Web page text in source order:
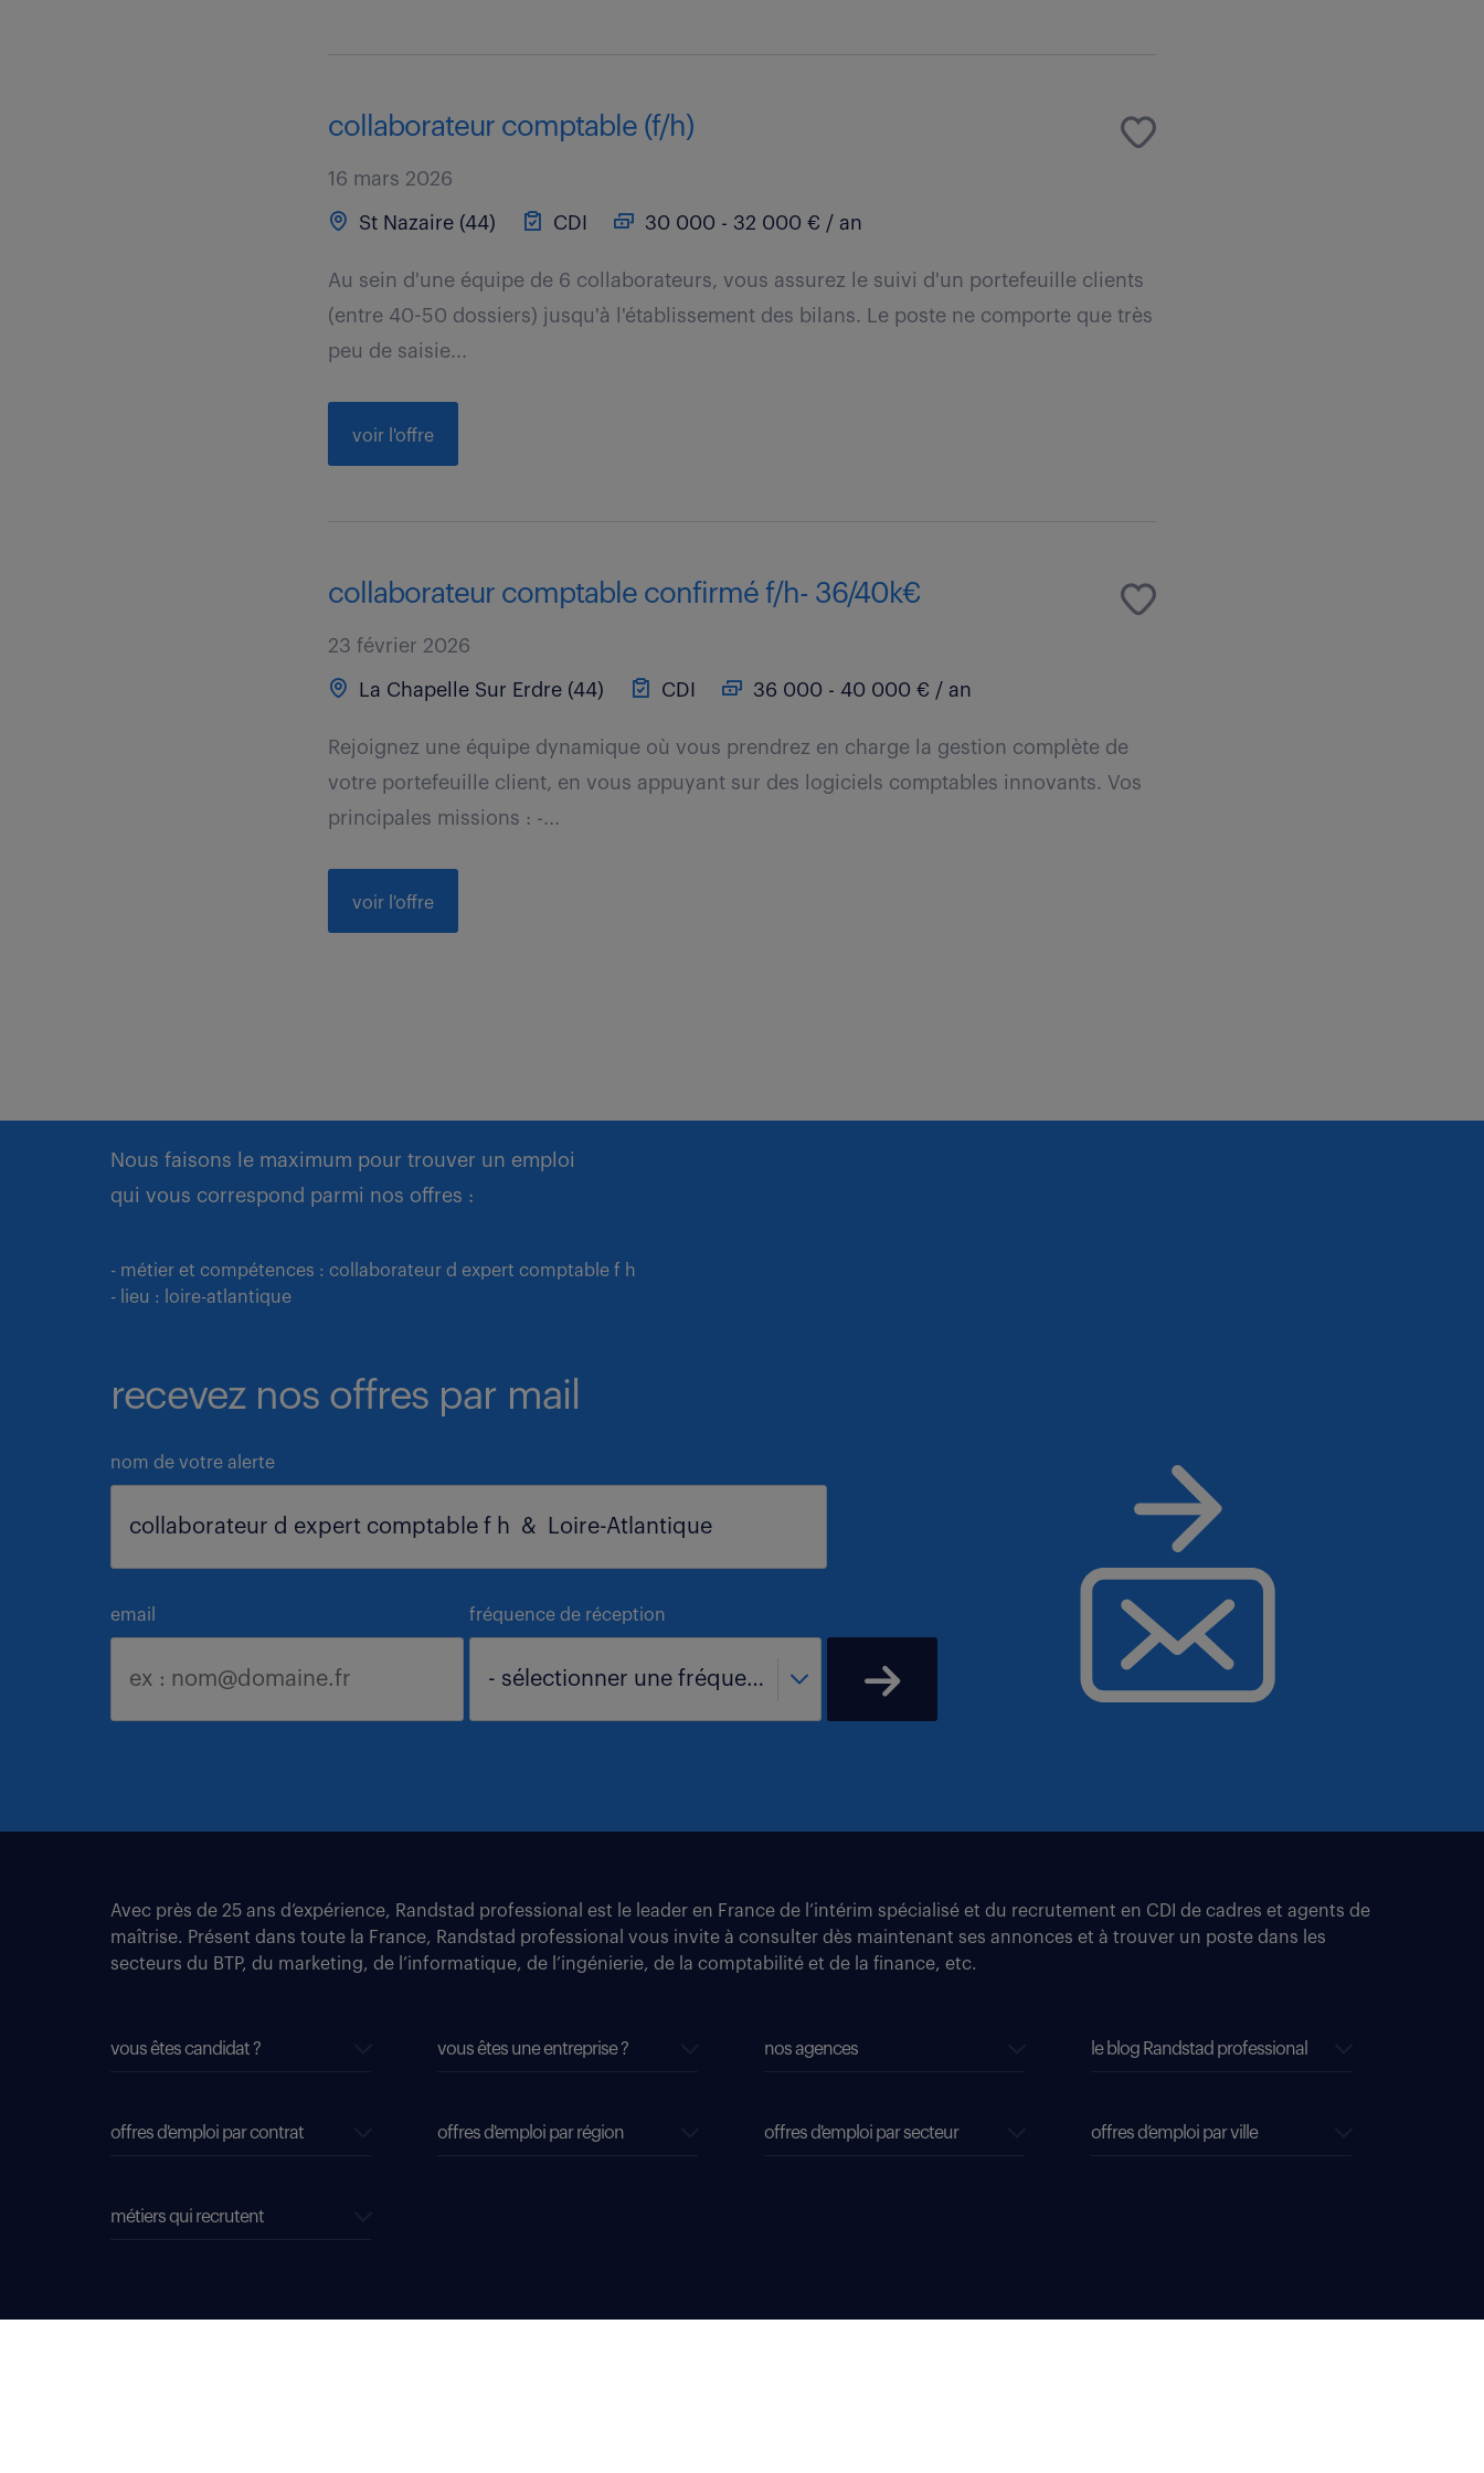
collaborateur comptable (f/h)
16 mars 2026
St Nazaire (44) CDI 30 000 - 32 000 € / an
Au sein d'une équipe de 6 collaborateurs, vous assurez le suivi d'un portefeuille clients
(entre 40-50 dossiers) jusqu'à l'établissement des bilans. Le poste ne comporte que très
peu de saisie...
voir l'offre
collaborateur comptable confirmé f/h- 36/40k€
23 février 2026
La Chapelle Sur Erdre (44) CDI 36 000 - 40 000 € / an
Rejoignez une équipe dynamique où vous prendrez en charge la gestion complète de
votre portefeuille client, en vous appuyant sur des logiciels comptables innovants. Vos
principales missions : -...
voir l'offre
Nous faisons le maximum pour trouver un emploi
qui vous correspond parmi nos offres :
- métier et compétences : collaborateur d expert comptable f h
- lieu : loire-atlantique
recevez nos offres par mail
nom de votre alerte
email fréquence de réception
- sélectionner une fréquence -
Avec près de 25 ans d’expérience, Randstad professional est le leader en France de l’intérim spécialisé et du recrutement en CDI de cadres et agents de
maîtrise. Présent dans toute la France, Randstad professional vous invite à consulter dès maintenant ses annonces et à trouver un poste dans les
secteurs du BTP, du marketing, de l’informatique, de l’ingénierie, de la comptabilité et de la finance, etc.
vous êtes candidat ? vous êtes une entreprise ? nos agences le blog Randstad professional
offres d'emploi par contrat offres d'emploi par région offres d'emploi par secteur offres d’emploi par ville
métiers qui recrutent